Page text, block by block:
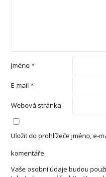
Jméno*
E-mail*
Webová stránka
Uložit do prohlížeče jméno, e-
komentáře.
Vaše osobní údaje budou